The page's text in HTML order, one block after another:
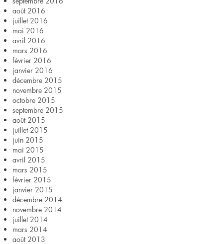
août 2016
juillet 2016
mai 2016
avril 2016
mars 2016
février 2016
janvier 2016
décembre 2015
novembre 2015
octobre 2015
septembre 2015
août 2015
juillet 2015
juin 2015
mai 2015
avril 2015
mars 2015
février 2015
janvier 2015
décembre 2014
novembre 2014
juillet 2014
mars 2014
août 2013